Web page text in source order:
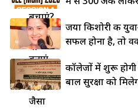
बचाएं?
5 देसी
ट्रिक्स से
बनाएं
नॉन-
स्टिक
जैसा
जया किशोरी की
सफल होना है, तो
कॉलेजों में शुरू होगी
बाल सुरक्षा को